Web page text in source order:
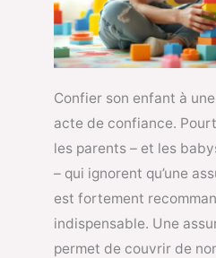
Confier son enfant à
acte de confiance.
les parents – et les
– qui ignorent qu’une
est fortement
indispensable. Une
permet de couvrir de